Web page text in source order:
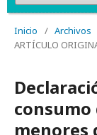
Inicio / Archivos
ARTÍCULO
consumo
menores